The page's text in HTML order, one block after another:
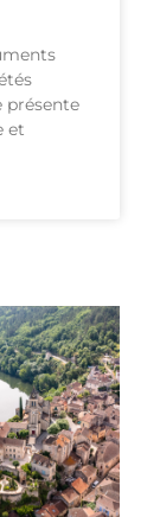
présente
et